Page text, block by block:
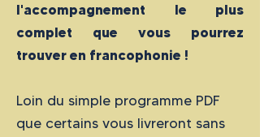
l'accompagnement le plus
complet que vous pourrez
trouver en francophonie !
Loin du simple programme PDF
que certains vous livreront sans